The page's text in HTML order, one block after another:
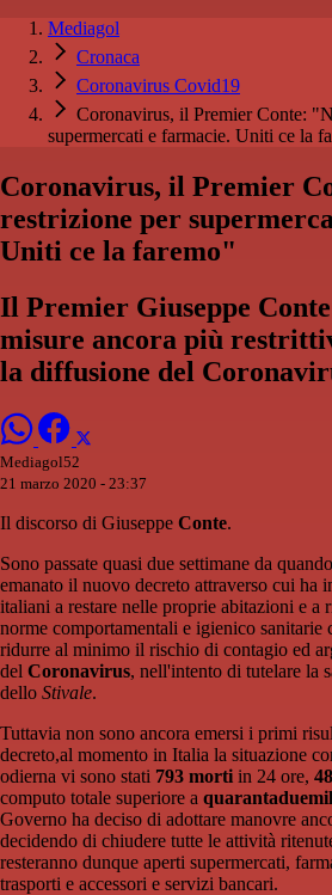
Mediagol
Cronaca
Coronavirus Covid19
Coronavirus, il Premier Conte:
supermercati e farmacie. Uniti ce la
Coronavirus, il Premier
restrizione per
Uniti ce la faremo"
Il Premier Giuseppe
misure ancora più
la diffusione del
Mediagol52
21 marzo 2020 - 23:37
Il discorso di Giuseppe Conte.
Sono passate quasi due settimane da
emanato il nuovo decreto attraverso cui ha
italiani a restare nelle proprie abitazioni e a
norme comportamentali e igienico
ridurre al minimo il rischio di contagio ed
del Coronavirus, nell'intento di tutelare la
dello Stivale.
Tuttavia non sono ancora emersi i primi
decreto,al momento in Italia la situazione
odierna vi sono stati 793 morti in 24 ore,
computo totale superiore a
Governo ha deciso di adottare manovre
decidendo di chiudere tutte le attività
resteranno dunque aperti supermercati,
trasporti e accessori e servizi bancari.